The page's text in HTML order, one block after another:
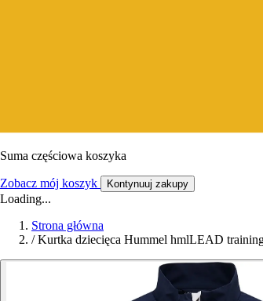
Suma częściowa koszyka
Zobacz mój koszyk Kontynuuj zakupy
Loading...
Strona główna
/ Kurtka dziecięca Hummel hmlLEAD